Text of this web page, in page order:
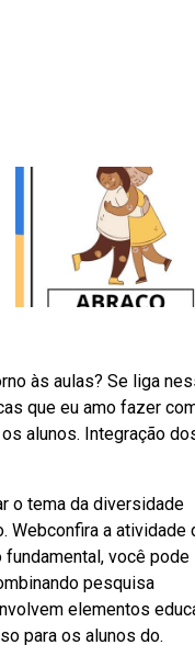
às aulas? Se liga
que eu amo fazer
alunos. Integração
o tema da diversidade
Webconfira a atividade
você pode
pesquisa
elementos
para os alunos do.